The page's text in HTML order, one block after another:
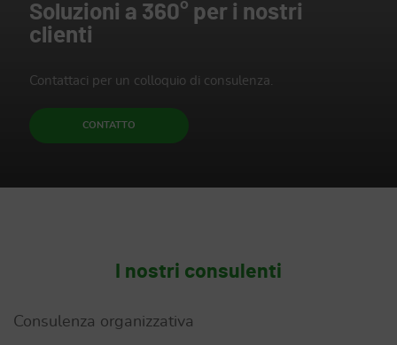
Soluzioni a 360° per i nostri
clienti
Contattaci per un colloquio di consulenza.
CONTATTO
I nostri consulenti
Consulenza organizzativa